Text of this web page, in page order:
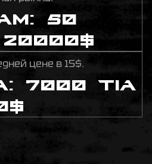
50
20000$
цене в 15$.
7000 TIA